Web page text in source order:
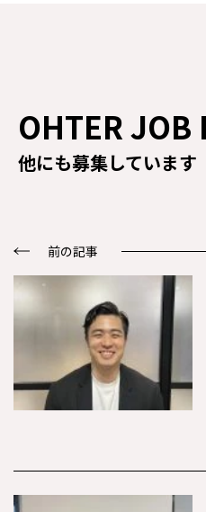
OHTER JOB
他にも募集しています
前の記事